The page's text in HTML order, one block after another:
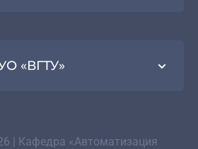
«ВГТУ»
| Кафедра «Автоматизация